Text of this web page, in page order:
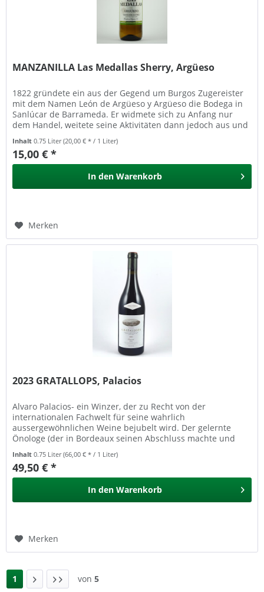
MANZANILLA Las Medallas Sherry, Argüeso
1822 gründete ein aus der Gegend um Burgos Zugereister
mit dem Namen León de Argüeso y Argüeso die Bodega in
Sanlúcar de Barrameda. Er widmete sich zu Anfang nur
dem Handel, weitete seine Aktivitäten dann jedoch aus und
Inhalt0.75 Liter(20,00 € * / 1 Liter)
15,00 € *
In den Warenkorb
Merken
2023 GRATALLOPS, Palacios
Alvaro Palacios- ein Winzer, der zu Recht von der
internationalen Fachwelt für seine wahrlich
aussergewöhnlichen Weine bejubelt wird. Der gelernte
Önologe (der in Bordeaux seinen Abschluss machte und
Inhalt0.75 Liter(66,00 € * / 1 Liter)
49,50 € *
In den Warenkorb
Merken
1 von 5